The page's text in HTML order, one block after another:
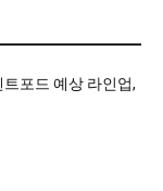
포드 예상 라인업,